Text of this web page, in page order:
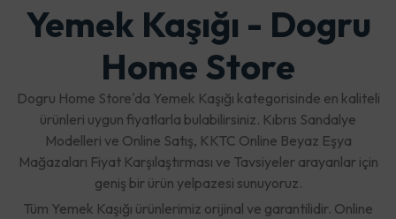
Yemek Kaşığı - Dogru
Home Store
Dogru Home Store'da Yemek Kaşığı kategorisinde en kaliteli
ürünleri uygun fiyatlarla bulabilirsiniz. Kıbrıs Sandalye
Modelleri ve Online Satış, KKTC Online Beyaz Eşya
Mağazaları Fiyat Karşılaştırması ve Tavsiyeler arayanlar için
geniş bir ürün yelpazesi sunuyoruz.
Tüm Yemek Kaşığı ürünlerimiz orijinal ve garantilidir. Online